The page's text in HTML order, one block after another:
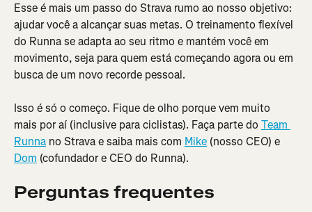
Esse é mais um passo do Strava rumo ao nosso objetivo:
ajudar você a alcançar suas metas. O treinamento flexível
do Runna se adapta ao seu ritmo e mantém você em
movimento, seja para quem está começando agora ou em
busca de um novo recorde pessoal.
Isso é só o começo. Fique de olho porque vem muito
mais por aí (inclusive para ciclistas). Faça parte do Team
Runna no Strava e saiba mais com Mike (nosso CEO) e
Dom (cofundador e CEO do Runna).
Perguntas frequentes